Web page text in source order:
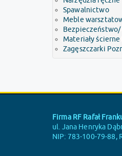
Spawalnictwo
Meble
Bezpieczeństwo/
Materiały ścierne
Zagęszczarki
Firma RF Rafał
ul. Jana Henryka
NIP: 783-100-79-88,